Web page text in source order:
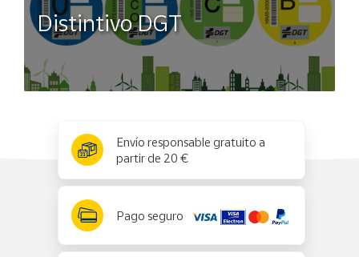
Distintivo DGT
Envío responsable gratuito a
partir de 20 €
Pago seguro